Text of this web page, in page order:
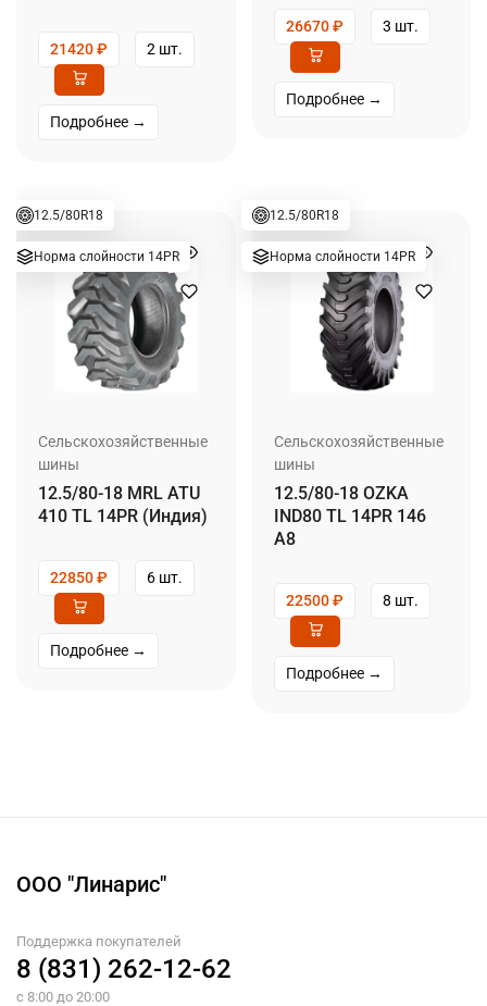
21420₽ 2 шт.
Подробнее →
26670₽ 3 шт.
Подробнее →
12.5/80R18
Норма слойности 14PR
Сельскохозяйственные
шины
12.5/80-18 MRL ATU
410 TL 14PR (Индия)
22850₽ 6 шт.
Подробнее →
12.5/80R18
Норма слойности 14PR
Сельскохозяйственные
шины
12.5/80-18 OZKA
IND80 TL 14PR 146
A8
22500₽ 8 шт.
Подробнее →
ООО "Линарис"
Поддержка покупателей
8 (831) 262-12-62
с 8:00 до 20:00